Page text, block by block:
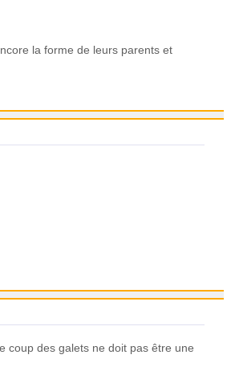
la forme de leurs parents et
coup des galets ne doit pas être une